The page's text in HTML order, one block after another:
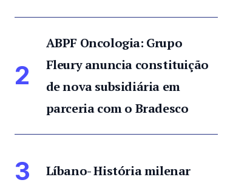
2
ABPF Oncologia: Grupo
Fleury anuncia constituição
de nova subsidiária em
parceria com o Bradesco
3 Líbano- História milenar